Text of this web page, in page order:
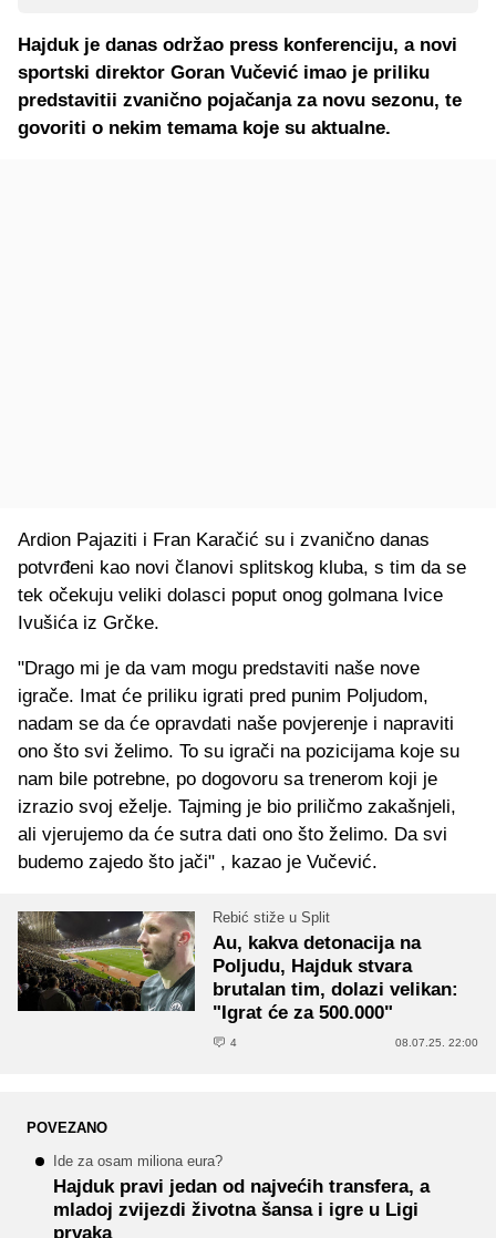
Hajduk je danas održao press konferenciju, a novi
sportski direktor Goran Vučević imao je priliku
predstavitii zvanično pojačanja za novu sezonu, te
govoriti o nekim temama koje su aktualne.
Ardion Pajaziti i Fran Karačić su i zvanično danas
potvrđeni kao novi članovi splitskog kluba, s tim da se
tek očekuju veliki dolasci poput onog golmana Ivice
Ivušića iz Grčke.
"Drago mi je da vam mogu predstaviti naše nove
igrače. Imat će priliku igrati pred punim Poljudom,
nadam se da će opravdati naše povjerenje i napraviti
ono što svi želimo. To su igrači na pozicijama koje su
nam bile potrebne, po dogovoru sa trenerom koji je
izrazio svoj eželje. Tajming je bio priličmo zakašnjeli,
ali vjerujemo da će sutra dati ono što želimo. Da svi
budemo zajedo što jači" , kazao je Vučević.
Rebić stiže u Split
Au, kakva detonacija na
Poljudu, Hajduk stvara
brutalan tim, dolazi velikan:
"Igrat će za 500.000"
4 08.07.25. 22:00
POVEZANO
Ide za osam miliona eura?
Hajduk pravi jedan od najvećih transfera, a
mladoj zvijezdi životna šansa i igre u Ligi
prvaka